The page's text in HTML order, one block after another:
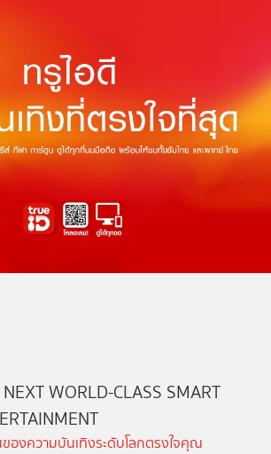
WORLD-CLASS SMART
องความบันเทิงระดับโลกตรงใจคุณ